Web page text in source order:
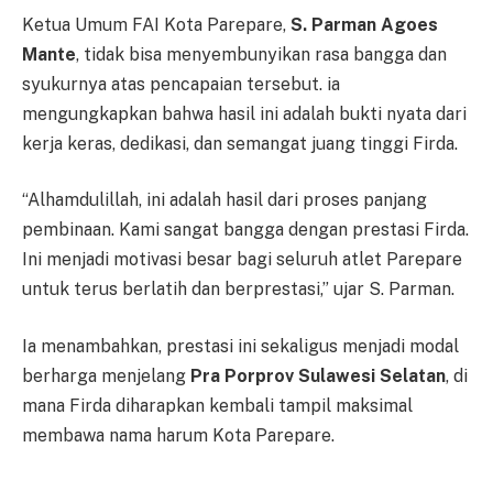
Ketua Umum FAI Kota Parepare, S. Parman Agoes
Mante, tidak bisa menyembunyikan rasa bangga dan
syukurnya atas pencapaian tersebut. ia
mengungkapkan bahwa hasil ini adalah bukti nyata dari
kerja keras, dedikasi, dan semangat juang tinggi Firda.
“Alhamdulillah, ini adalah hasil dari proses panjang
pembinaan. Kami sangat bangga dengan prestasi Firda.
Ini menjadi motivasi besar bagi seluruh atlet Parepare
untuk terus berlatih dan berprestasi,” ujar S. Parman.
Ia menambahkan, prestasi ini sekaligus menjadi modal
berharga menjelang Pra Porprov Sulawesi Selatan, di
mana Firda diharapkan kembali tampil maksimal
membawa nama harum Kota Parepare.